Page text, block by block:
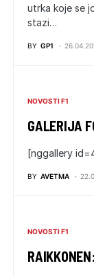
utrka koje se
stazi…
BY GP1
NOVOSTI F1
GALERIJA
[nggallery
BY AVETMA
NOVOSTI F1